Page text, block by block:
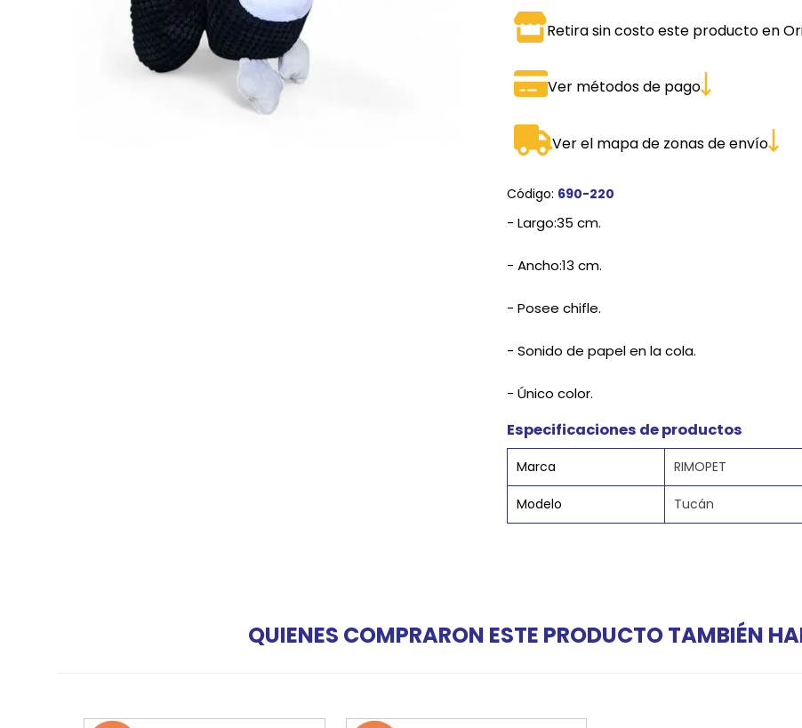
JUGUETES
COMEDEROS Y BEBEDEROS
ROPA
Retira sin costo este producto en
Ver métodos de pago
Ver el mapa de zonas de envío
Código: 690-220
- Largo:35 cm.
- Ancho:13 cm.
- Posee chifle.
- Sonido de papel en la cola.
- Único color.
Especificaciones de productos
Marca RIMOPET
Modelo Tucán
QUIENES COMPRARON ESTE PRODUCTO TAMBIÉN